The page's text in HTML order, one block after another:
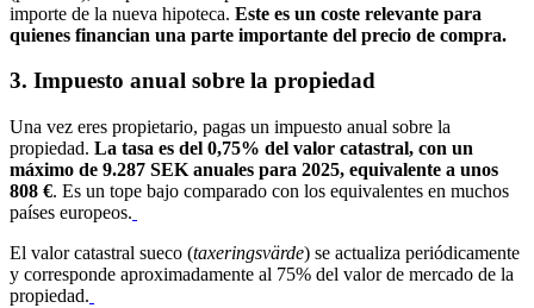
importe de la nueva hipoteca. Este es un coste relevante para
quienes financian una parte importante del precio de compra.
3. Impuesto anual sobre la propiedad
Una vez eres propietario, pagas un impuesto anual sobre la
propiedad. La tasa es del 0,75% del valor catastral, con un
máximo de 9.287 SEK anuales para 2025, equivalente a unos
808 €. Es un tope bajo comparado con los equivalentes en muchos
países europeos.
El valor catastral sueco (taxeringsvärde) se actualiza periódicamente
y corresponde aproximadamente al 75% del valor de mercado de la
propiedad.